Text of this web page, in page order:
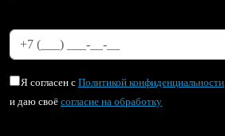
Я согласен с Политикой конфиденциальности
и даю своё согласие на обработку